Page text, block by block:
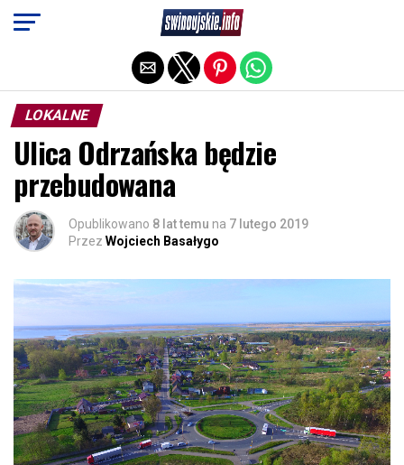
LOKALNE
Ulica Odrzańska będzie
przebudowana
Opublikowano 8 lat temu na 7 lutego 2019
Przez Wojciech Basałygo
Exit mobile version